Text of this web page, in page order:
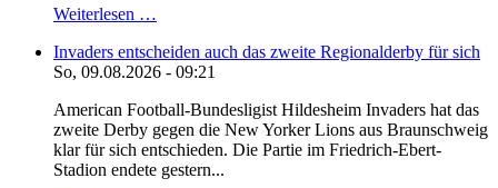
Weiterlesen …
Invaders entscheiden auch das zweite Regionalderby für sich
So, 09.08.2026 - 09:21
American Football-Bundesligist Hildesheim Invaders hat das
zweite Derby gegen die New Yorker Lions aus Braunschweig
klar für sich entschieden. Die Partie im Friedrich-Ebert-
Stadion endete gestern...